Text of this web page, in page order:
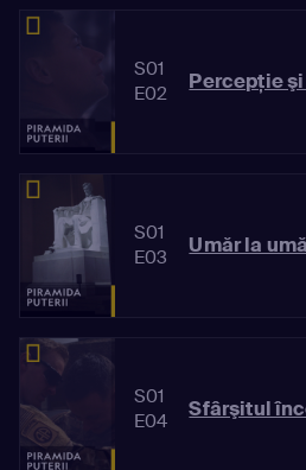
S01
E02
Percepţie
S01
E03
Umăr la
S01
E04
Sfârşitul